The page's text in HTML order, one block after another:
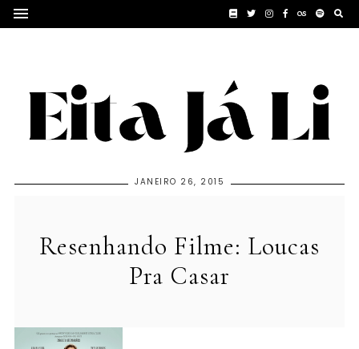
JANEIRO 26, 2015
Resenhando Filme: Loucas
Pra Casar